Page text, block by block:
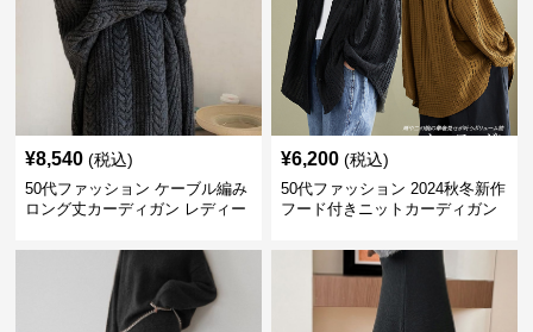
¥8,540 (税込)
50代ファッション ケーブル編み
ロング丈カーディガン レディー
¥6,200 (税込)
50代ファッション 2024秋冬新作
フード付きニットカーディガン